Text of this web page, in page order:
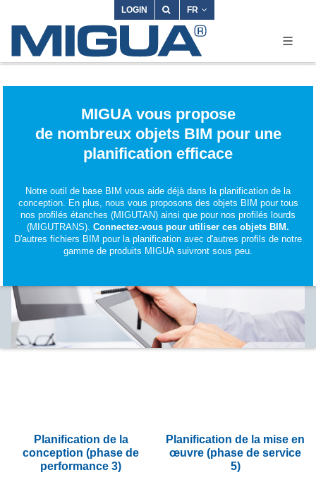
LOGIN FR
MIGUA vous propose
de nombreux objets BIM pour une
planification efficace
Notre outil de base BIM vous aide déjà dans la planification de la
conception. En plus, nous vous proposons des objets BIM pour tous
nos profilés étanches (MIGUTAN) ainsi que pour nos profilés lourds
(MIGUTRANS). Connectez-vous pour utiliser ces objets BIM.
D'autres fichiers BIM pour la planification avec d'autres profils de notre
gamme de produits MIGUA suivront sous peu.
Planification de la
conception (phase de
performance 3)
Planification de la mise en
œuvre (phase de service
5)